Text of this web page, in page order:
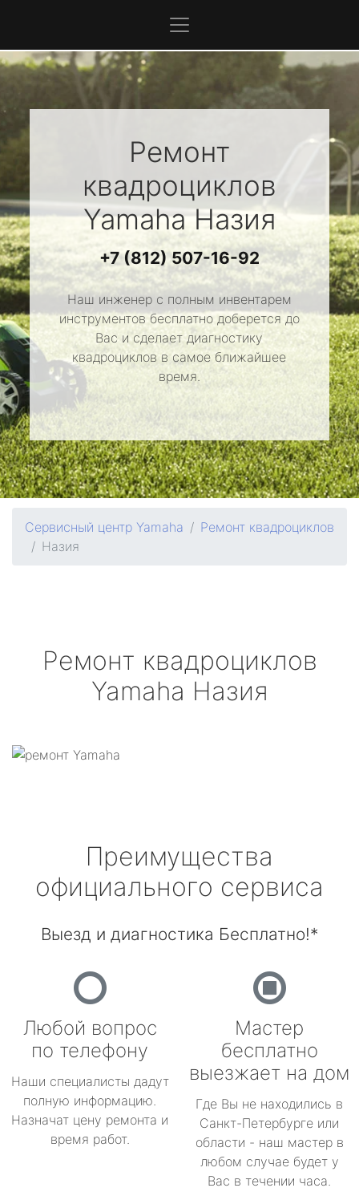
Ремонт
квадроциклов
YamahaНазия
+7 (812) 507-16-92
Наш инженер с полным инвентарем
инструментов бесплатно доберется до
Вас и сделает диагностику
квадроциклов в самое ближайшее
время.
Сервисный центр Yamaha
Ремонт квадроциклов
Назия
Ремонт квадроциклов
Yamaha Назия
Преимущества
официального сервиса
Выезд и диагностика Бесплатно!*
Любой вопрос
по телефону
Наши специалисты дадут
полную информацию.
Назначат цену ремонта и
время работ.
Мастер
бесплатно
выезжает на дом
Где Вы не находились в
Санкт-Петербурге или
области - наш мастер в
любом случае будет у
Вас в течении часа.